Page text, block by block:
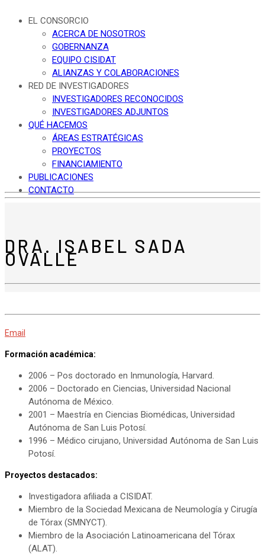
EL CONSORCIO
ACERCA DE NOSOTROS
GOBERNANZA
EQUIPO CISIDAT
ALIANZAS Y COLABORACIONES
RED DE INVESTIGADORES
INVESTIGADORES RECONOCIDOS
INVESTIGADORES ADJUNTOS
QUÉ HACEMOS
ÁREAS ESTRATÉGICAS
PROYECTOS
FINANCIAMIENTO
PUBLICACIONES
CONTACTO
DRA. ISABEL SADA
OVALLE
Email
Formación académica:
2006 – Pos doctorado en Inmunología, Harvard.
2006 – Doctorado en Ciencias, Universidad Nacional
Autónoma de México.
2001 – Maestría en Ciencias Biomédicas, Universidad
Autónoma de San Luis Potosí.
1996 – Médico cirujano, Universidad Autónoma de San Luis
Potosí.
Proyectos destacados:
Investigadora afiliada a CISIDAT.
Miembro de la Sociedad Mexicana de Neumología y Cirugía
de Tórax (SMNYCT).
Miembro de la Asociación Latinoamericana del Tórax
(ALAT).